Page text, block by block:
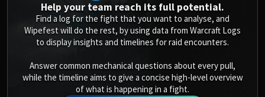
Help your team reach its full potential.
Find a log for the fight that you want to analyse, and
Wipefest will do the rest, by using data from Warcraft Logs
to display insights and timelines for raid encounters.
Answer common mechanical questions about every pull,
while the timeline aims to give a concise high-level overview
of what is happening in a fight.